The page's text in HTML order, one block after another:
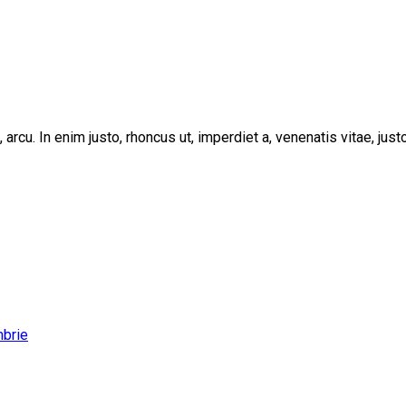
In enim justo, rhoncus ut, imperdiet a, venenatis vitae,